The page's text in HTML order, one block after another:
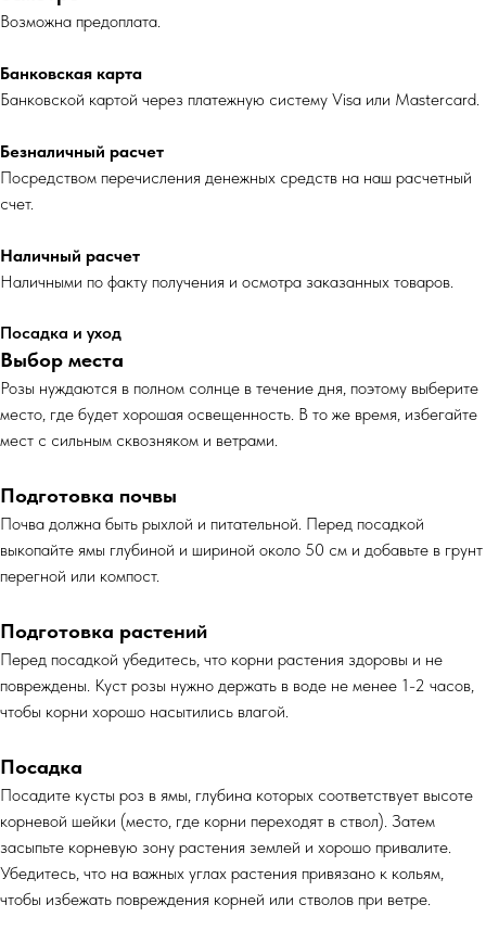
Возможна предоплата.
Банковская карта
Банковской картой через платежную систему Visa или Mastercard.
Безналичный расчет
Посредством перечисления денежных средств на наш расчетный
счет.
Наличный расчет
Наличными по факту получения и осмотра заказанных товаров.
Посадка и уход
Выбор места
Розы нуждаются в полном солнце в течение дня, поэтому выберите
место, где будет хорошая освещенность. В то же время, избегайте
мест с сильным сквозняком и ветрами.
Подготовка почвы
Почва должна быть рыхлой и питательной. Перед посадкой
выкопайте ямы глубиной и шириной около 50 см и добавьте в грунт
перегной или компост.
Подготовка растений
Перед посадкой убедитесь, что корни растения здоровы и не
повреждены. Куст розы нужно держать в воде не менее 1-2 часов,
чтобы корни хорошо насытились влагой.
Посадка
Посадите кусты роз в ямы, глубина которых соответствует высоте
корневой шейки (место, где корни переходят в ствол). Затем
засыпьте корневую зону растения землей и хорошо привалите.
Убедитесь, что на важных углах растения привязано к кольям,
чтобы избежать повреждения корней или стволов при ветре.